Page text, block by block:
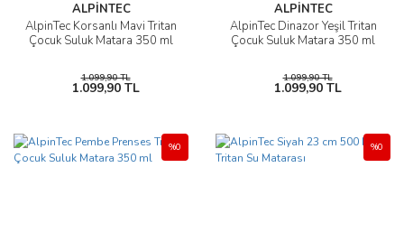
ALPİNTEC
AlpinTec Korsanlı Mavi Tritan
Çocuk Suluk Matara 350 ml
1.099,90 TL
1.099,90 TL
ALPİNTEC
AlpinTec Dinazor Yeşil Tritan
Çocuk Suluk Matara 350 ml
1.099,90 TL
1.099,90 TL
%0 %0